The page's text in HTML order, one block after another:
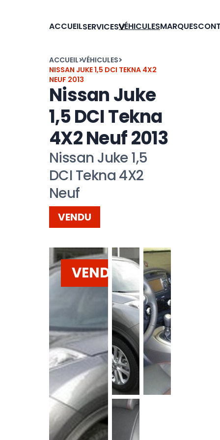
ACCUEILSERVICESVÉHICULESMARQUES
ACCUEIL VÉHICULES
NISSAN JUKE 1,5 DCI TEKNA 4X2
NEUF 2013
Nissan Juke
1,5 DCI Tekna
4X2 Neuf 2013
Nissan Juke 1,5
DCI Tekna 4X2
Neuf
VENDU
VENDU